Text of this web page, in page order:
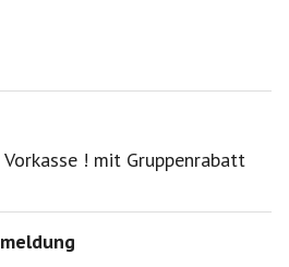
und Umtausch
versuche ich oder du eine
deshalb melde dich
BeSi's den freien Platz
von der Ersatzperson
! mit Gruppenrabatt